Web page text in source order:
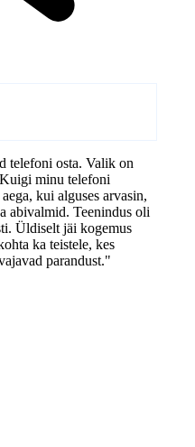
telefoni osta. Valik on
minu telefoni
kui alguses arvasin,
abivalmid. Teenindus oli
Üldiselt jäi kogemus
ka teistele, kes
parandust."